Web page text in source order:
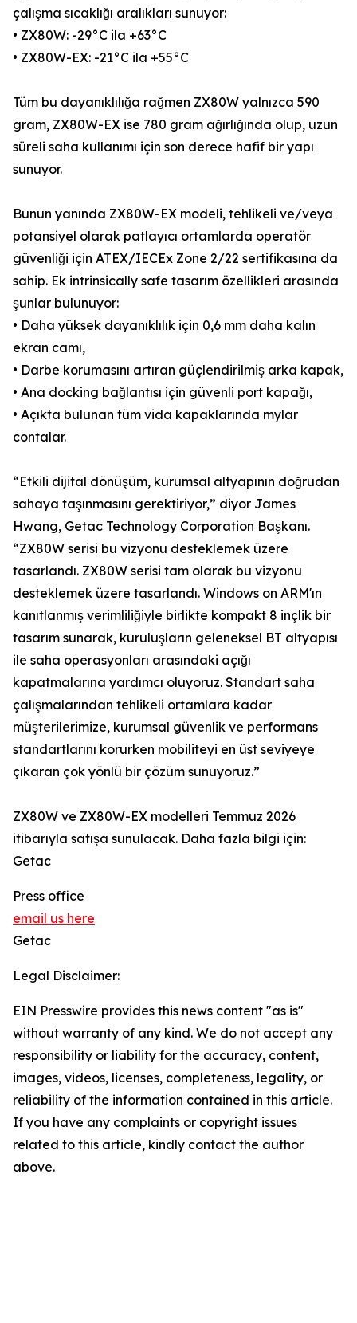
çalışma sıcaklığı aralıkları sunuyor:
• ZX80W: -29°C ila +63°C
• ZX80W-EX: -21°C ila +55°C
Tüm bu dayanıklılığa rağmen ZX80W yalnızca 590
gram, ZX80W-EX ise 780 gram ağırlığında olup, uzun
süreli saha kullanımı için son derece hafif bir yapı
sunuyor.
Bunun yanında ZX80W-EX modeli, tehlikeli ve/veya
potansiyel olarak patlayıcı ortamlarda operatör
güvenliği için ATEX/IECEx Zone 2/22 sertifikasına da
sahip. Ek intrinsically safe tasarım özellikleri arasında
şunlar bulunuyor:
• Daha yüksek dayanıklılık için 0,6 mm daha kalın
ekran camı,
• Darbe korumasını artıran güçlendirilmiş arka kapak,
• Ana docking bağlantısı için güvenli port kapağı,
• Açıkta bulunan tüm vida kapaklarında mylar
contalar.
“Etkili dijital dönüşüm, kurumsal altyapının doğrudan
sahaya taşınmasını gerektiriyor,” diyor James
Hwang, Getac Technology Corporation Başkanı.
“ZX80W serisi bu vizyonu desteklemek üzere
tasarlandı. ZX80W serisi tam olarak bu vizyonu
desteklemek üzere tasarlandı. Windows on ARM'ın
kanıtlanmış verimliliğiyle birlikte kompakt 8 inçlik bir
tasarım sunarak, kuruluşların geleneksel BT altyapısı
ile saha operasyonları arasındaki açığı
kapatmalarına yardımcı oluyoruz. Standart saha
çalışmalarından tehlikeli ortamlara kadar
müşterilerimize, kurumsal güvenlik ve performans
standartlarını korurken mobiliteyi en üst seviyeye
çıkaran çok yönlü bir çözüm sunuyoruz.”
ZX80W ve ZX80W-EX modelleri Temmuz 2026
itibarıyla satışa sunulacak. Daha fazla bilgi için:
Getac
Press office
email us here
Getac
Legal Disclaimer:
EIN Presswire provides this news content "as is"
without warranty of any kind. We do not accept any
responsibility or liability for the accuracy, content,
images, videos, licenses, completeness, legality, or
reliability of the information contained in this article.
If you have any complaints or copyright issues
related to this article, kindly contact the author
above.